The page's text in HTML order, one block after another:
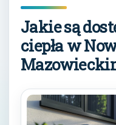
Jakie są
ciepła w